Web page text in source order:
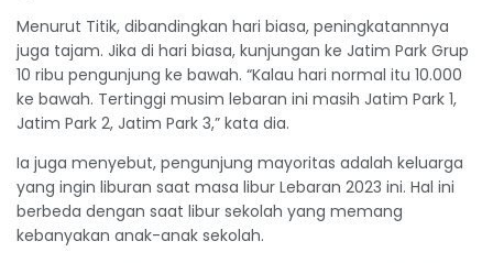
Menurut Titik, dibandingkan hari biasa, peningkatannnya
juga tajam. Jika di hari biasa, kunjungan ke Jatim Park Grup
10 ribu pengunjung ke bawah. “Kalau hari normal itu 10.000
ke bawah. Tertinggi musim lebaran ini masih Jatim Park 1,
Jatim Park 2, Jatim Park 3,” kata dia.
Ia juga menyebut, pengunjung mayoritas adalah keluarga
yang ingin liburan saat masa libur Lebaran 2023 ini. Hal ini
berbeda dengan saat libur sekolah yang memang
kebanyakan anak-anak sekolah.